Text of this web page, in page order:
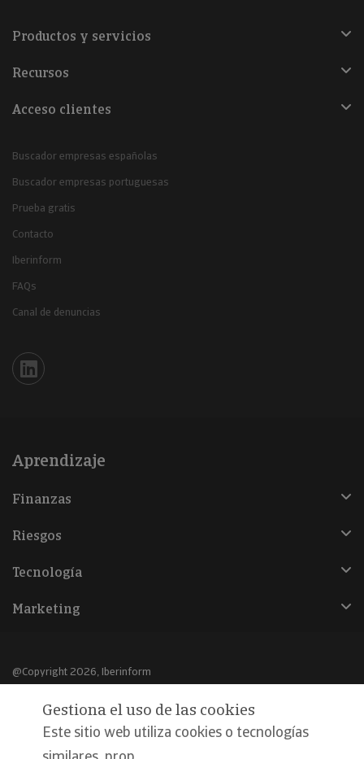
Productos y servicios
Recursos
Acceso clientes
Buscador empresas españolas
Buscador empresas portuguesas
Prueba gratis
Contacto
Iberinform
FAQs
Canal de denuncias
Iberinform en Linkedin
Aprendizaje
Finanzas
Riesgos
Tecnología
Marketing
@Copyright 2026, Iberinform
Aviso legal
Política de cookies
Gestiona el uso de las cookies
Este sitio web utiliza cookies o tecnologías